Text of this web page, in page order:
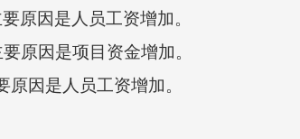
原因是 人员工资增加。
要原因是项目资金增加。
原因是 人员工资增加。